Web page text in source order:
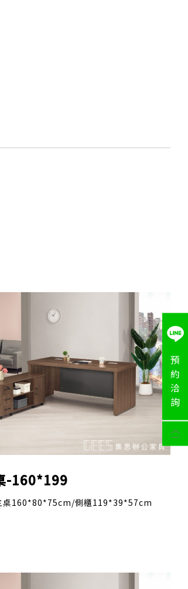
預
約
洽
詢
-160*199
160*80*75cm/側櫃119*39*57cm